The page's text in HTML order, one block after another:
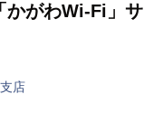
かがわWi-Fi」サ
店